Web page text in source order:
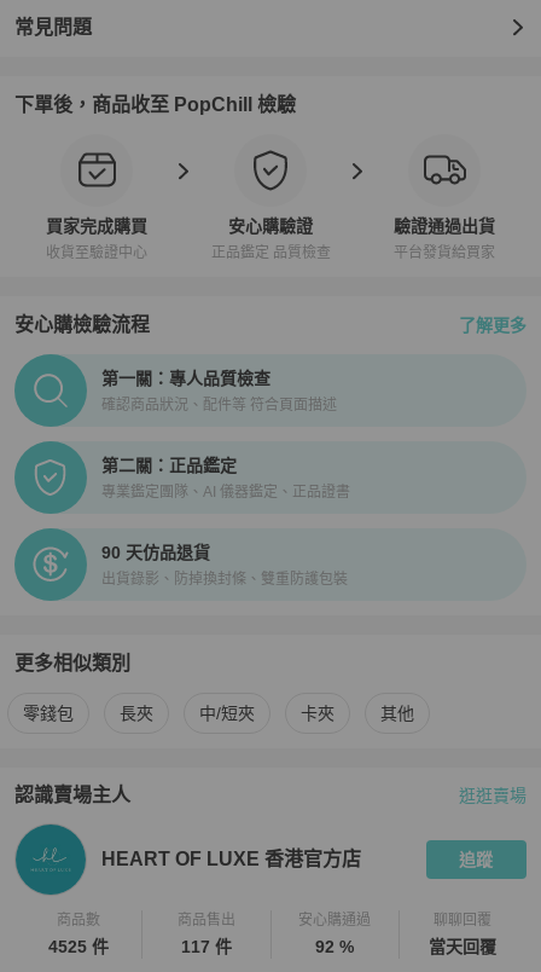
常見問題
下單後，商品收至 PopChill 檢驗
買家完成購買
收貨至驗證中心
安心購驗證
正品鑑定 品質檢查
驗證通過出貨
平台發貨給買家
安心購檢驗流程 了解更多
PopChill拍拍圈正品驗證、安心購檢驗流程介紹
第一關：專人品質檢查
確認商品狀況、配件等 符合頁面描述
第二關：正品鑑定
專業鑑定團隊、AI 儀器鑑定、正品證書
90 天仿品退貨
出貨錄影、防掉換封條、雙重防護包裝
更多相似類別
更多MOYNAT 女士錢包 / 小皮件 相似商品推薦
零錢包 長夾 中/短夾 卡夾 其他
認識賣場主人
PopChill 拍拍圈嚴選賣家 HEART OF LUXE 香港官方店介紹
逛逛賣場
HEART OF LUXE 香港官方店 追蹤
商品數
4525 件
商品售出
117 件
安心購通過
92 %
聊聊回覆
當天回覆